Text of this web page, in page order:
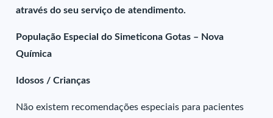
através do seu serviço de atendimento.
População Especial do Simeticona Gotas – Nova
Química
Idosos / Crianças
Não existem recomendações especiais para pacientes